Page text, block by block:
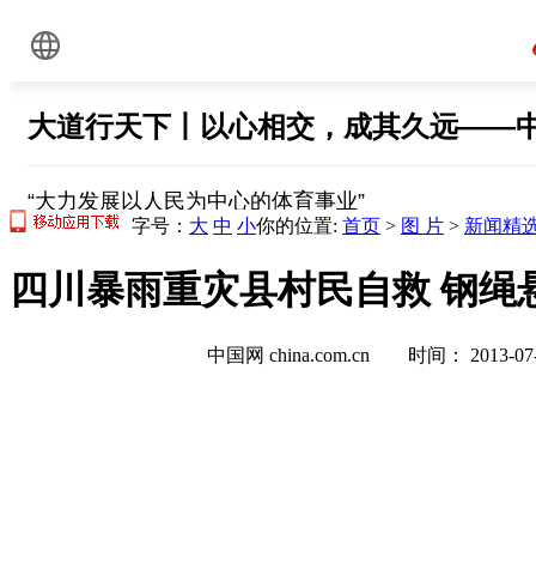
字号： 大 中 小你的位置: 首页 > 图 片 > 新闻精
四川暴雨重灾县村民自救 钢
中国网 china.com.cn 时间：